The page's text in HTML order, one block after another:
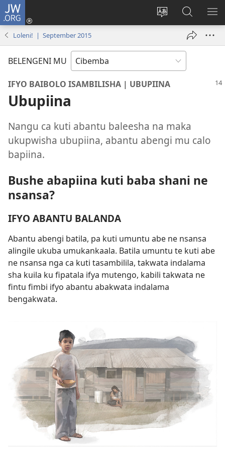
JW.ORG
Bikenipo
Isuleni
(yalaisula Fwayeni
pa
JW.ORG
Loleni! | September 2015
BELENGENI MU
IFYO BAIBOLO ISAMBILISHA | UBUPIINA
Ubupiina
Nangu ca kuti abantu baleesha na maka
ukupwisha ubupiina, abantu abengi mu calo
bapiina.
Bushe abapiina kuti baba shani ne
nsansa?
IFYO ABANTU BALANDA
Abantu abengi batila, pa kuti umuntu abe ne nsansa
alingile ukuba umukankaala. Batila umuntu te kuti abe
ne nsansa nga ca kuti tasambilila, takwata indalama
sha kuila ku fipatala ifya mutengo, kabili takwata ne
fintu fimbi ifyo abantu abakwata indalama
bengakwata.